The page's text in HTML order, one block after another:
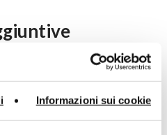
Informazioni sui cookie